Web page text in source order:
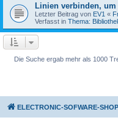
Linien verbinden,
Letzter Beitrag von EV1 «
Verfasst in Thema:
Die Suche ergab mehr als 1000
ELECTRONIC-SOFWARE-SHOP